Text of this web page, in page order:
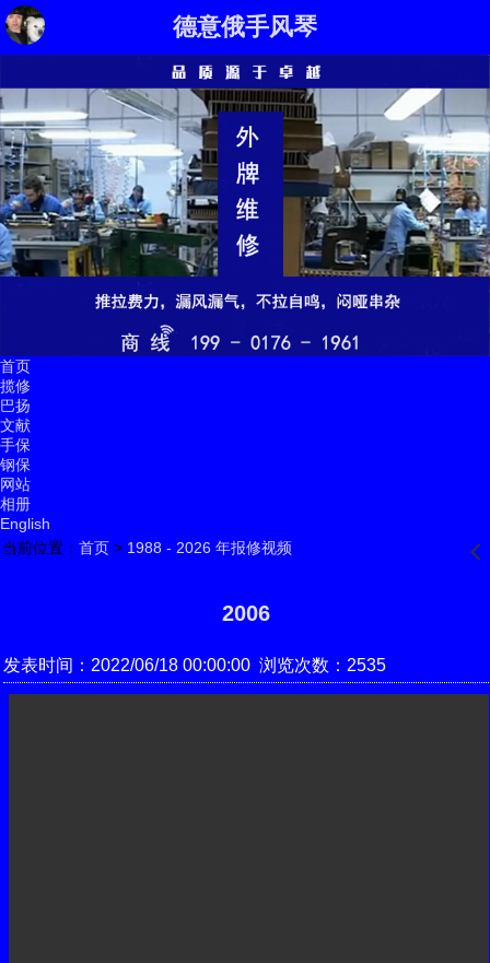
德意俄手风琴
首页
揽修
巴扬
文献
手保
钢保
网站
相册
English
当前位置： 首页> 1988 - 2026 年报修视频 󰊒
2006
发表时间：2022/06/18 00:00:00 浏览次数：2535